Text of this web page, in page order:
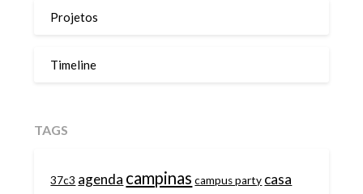
Projetos
Timeline
TAGS
37c3 agenda campinas campus party casa